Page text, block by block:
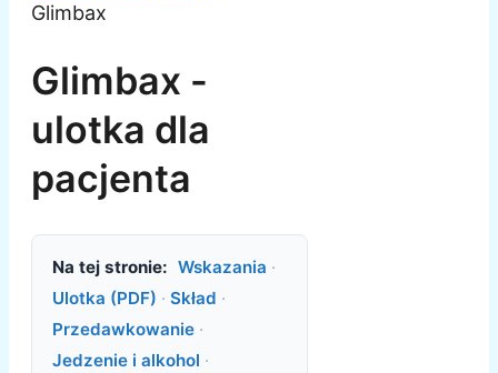
Glimbax
Glimbax -
ulotka dla
pacjenta
Na tej stronie: Wskazania ·
Ulotka (PDF) · Skład ·
Przedawkowanie ·
Jedzenie i alkohol ·